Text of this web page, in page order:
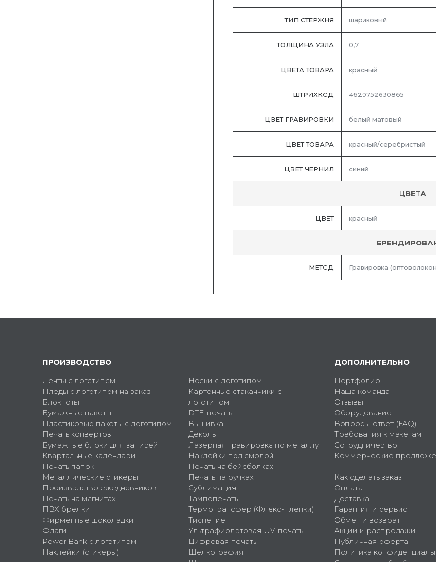
ТИП СТЕРЖНЯ шариковый
ТОЛЩИНА УЗЛА 0,7
ЦВЕТА ТОВАРА красный
ШТРИХКОД 4620752630865
ЦВЕТ ГРАВИРОВКИ белый матовый
ЦВЕТ ТОВАРА красный/серебристый
ЦВЕТ ЧЕРНИЛ синий
ЦВЕТА
ЦВЕТ красный
МЕТОД Гравировка
ПРОИЗВОДСТВО
Ленты с логотипом
Пледы с логотипом на заказ
Блокноты
Бумажные пакеты
Пластиковые пакеты с логотипом
Печать конвертов
Бумажные блоки для записей
Квартальные календари
Печать папок
Металлические стикеры
Производство ежедневников
Печать на магнитах
ПВХ брелки
Фирменные шоколадки
Флаги
Power Bank с логотипом
Наклейки (стикеры)
Носки с логотипом
Картонные стаканчики с
логотипом
DTF-печать
Вышивка
Деколь
Лазерная гравировка по металлу
Наклейки под смолой
Печать на бейсболках
Печать на ручках
Сублимация
Тампопечать
Термотрансфер (Флекс-пленки)
Тиснение
Ультрафиолетовая UV-печать
Цифровая печать
Шелкография
ДОПОЛНИТЕЛЬНО
Портфолио
Наша команда
Отзывы
Оборудование
Вопросы-ответ (FAQ)
Требования к макетам
Сотрудничество
Коммерческие
Как сделать заказ
Оплата
Доставка
Гарантия и сервис
Обмен и возврат
Акции и распродажи
Публичная оферта
Политика